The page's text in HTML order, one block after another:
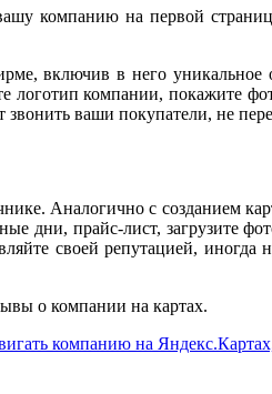
компанию на первой
включив в него уникальное
логотип компании, покажите
ваши покупатели, не
Аналогично с созданием
дни, прайс-лист, загрузите
своей репутацией, иногда
о компании на картах.
компанию на